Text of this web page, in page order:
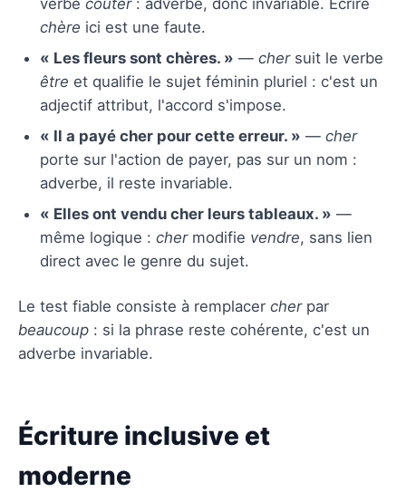
chère ici est une faute.
« Les fleurs sont chères. » — chersuit le verbe
être et qualifie le sujet féminin pluriel : c'est un
adjectif attribut, l'accord s'impose.
« Il a payé cher pour cette erreur. » — cher
porte sur l'action de payer, pas sur un nom :
adverbe, il reste invariable.
« Elles ont vendu cher leurs tableaux. » —
même logique : chermodifie vendre, sans lien
direct avec le genre du sujet.
Le test fiable consiste à remplacer cherpar
beaucoup : si la phrase reste cohérente, c'est un
adverbe invariable.
Écriture inclusive et
moderne